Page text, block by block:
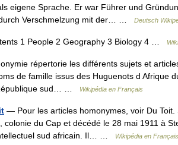
eigene Sprache. Er war Führer und
Verschmelzung mit der… …
Deutsch
1 People 2 Geography 3 Biology 4 …
répertorie les différents sujets et
de famille issus des Huguenots d Afrique
sud… …
Wikipédia en Français
— Pour les articles homonymes, voir Du
colonie du Cap et décédé le 28 mai 1911 à
sud africain. Il… …
Wikipédia en Français